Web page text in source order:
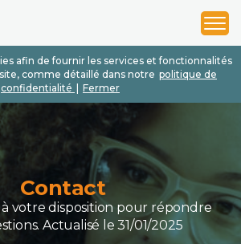
afin de fournir les services et fonctionnalités
comme détaillé dans notre politique de
confidentialité
Fermer
1
2
3
Contact
votre disposition pour répondre
Actualisé le 31/01/2025